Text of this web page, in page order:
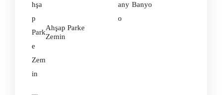
Ahşap Parke
Zemin
Banyo